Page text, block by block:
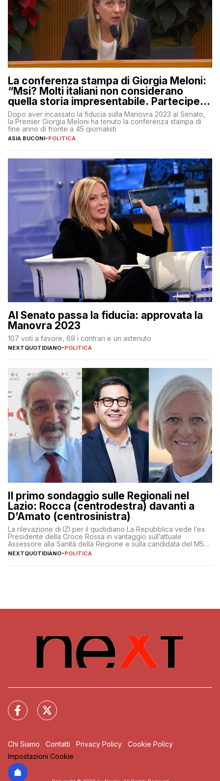
La conferenza stampa di Giorgia Meloni:
“Msi? Molti italiani non considerano
quella storia impresentabile. Parteciperò
al 25 aprile”
Dopo aver incassato la fiducia sulla Manovra 2023 al Senato,
la Premier Giorgia Meloni ha tenuto la conferenza stampa di
fine anno di fronte a 45 giornalisti
ASIA BUCONI-POLITICA
Al Senato passa la fiducia: approvata la
Manovra 2023
107 voti a favore, 69 i contrari e un astenuto
NEXTQUOTIDIANO-POLITICA
Il primo sondaggio sulle Regionali nel
Lazio: Rocca (centrodestra) davanti a
D’Amato (centrosinistra)
La rilevazione di IZI per il quotidiano La Repubblica vede l’ex
Presidente della Croce Rossa in vantaggio sull’attuale
Assessore alla Sanità della Regione e sulla candidata del M5S
Donatella Bianchi
NEXTQUOTIDIANO-POLITICA
Chi Siamo Contatti Privacy Policy
Cookie Policy
Impostazioni Cookie